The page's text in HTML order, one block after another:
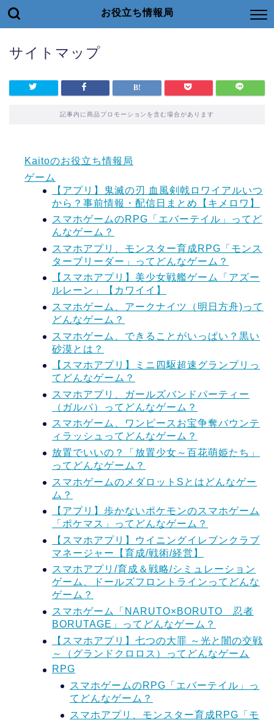
お役立ち情報局
サイトマップ
記事内に商品プロモーションを含む場合があります
Kaitoのお役立ち情報局
ゲーム
【アプリ】鬼滅の刃 血風剣戟ロワイアルいつ
から？事前情報・配信日まとめ【キメロワ】
スマホゲームのRPG「エバーテイル」ってど
んなゲーム？
スマホアプリ、モンスター育成RPG「モンス
ターブリーダー」ってどんなゲーム？
【スマホアプリ】美少女戦艦ゲーム「アズー
ルレーン」【カワイイ】
スマホゲーム、アークナイツ（明日方舟)って
どんなゲーム？
スマホゲーム、できることがいっぱい？黒い
砂漠とは？
【スマホアプリ】ミニ四駆超速グランプリっ
てどんなゲーム？
スマホアプリ、ガールズバンドパーティー
（ガルパ）ってどんなゲーム？
スマホゲーム、ワンピースお宝争奪バウンテ
ィラッシュってどんなゲーム？
放置でいいの？「放置少女～百花萌姫たち」
ってどんなゲーム？
スマホゲームのメダロットSとはどんなゲー
ム？
【アプリ】歩かないポケモンのスマホゲーム
「ポケマス」ってどんなゲーム？
【スマホアプリ】ウイニングイレブンクラブ
マネージャー【育成/戦術/経営】
スマホアプリ/育成＆戦略/シミュレーション
ゲーム、ドールズフロントラインってどんな
ゲーム？
スマホゲーム「NARUTO×BORUTO 忍者
BORUTAGE」ってどんなゲーム？
【スマホアプリ】七つの大罪 ～光と闇の交戦
～（グランドクロロス）ってどんなゲーム
RPG
スマホゲームのRPG「エバーテイル」っ
てどんなゲーム？
スマホアプリ、モンスター育成RPG「モ